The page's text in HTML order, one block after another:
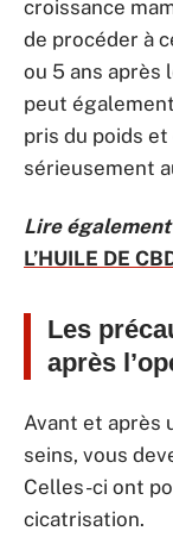
croissance
de procéder à
ou 5 ans après
peut
pris du poids
sérieusement
Lire
L’HUILE DE
Les
après
Avant et après
seins, vous
Celles-ci ont
cicatrisation.